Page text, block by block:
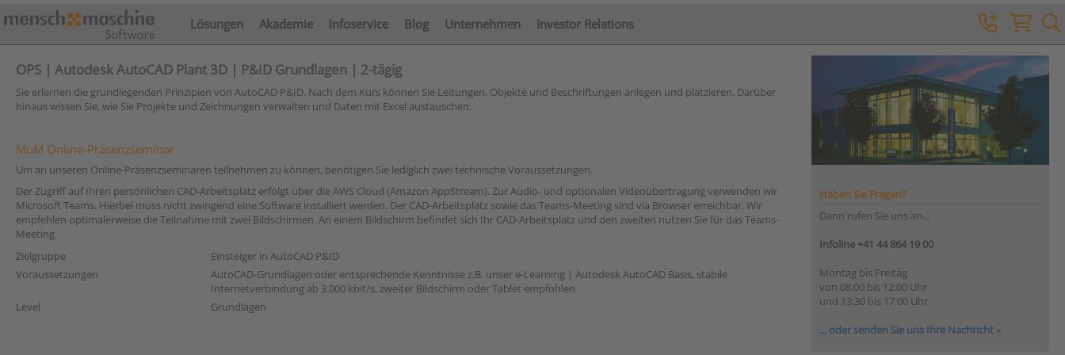
Lösungen Akademie Infoservice Blog Unternehmen Investor Relations
OPS | Autodesk AutoCAD Plant 3D | P&ID Grundlagen | 2-tägig
Sie erlernen die grundlegenden Prinzipien von AutoCAD P&ID. Nach dem Kurs können Sie Leitungen, Objekte und Beschriftungen anlegen und platzieren. Darüber
hinaus wissen Sie, wie Sie Projekte und Zeichnungen verwalten und Daten mit Excel austauschen.
MuM Online-Präsenzseminar
Um an unseren Online-Präsenzseminaren teilnehmen zu können, benötigen Sie lediglich zwei technische Voraussetzungen.
Der Zugriff auf Ihren persönlichen CAD-Arbeitsplatz erfolgt über die AWS Cloud (Amazon AppStream). Zur Audio- und optionalen Videoübertragung verwenden wir
Microsoft Teams. Hierbei muss nicht zwingend eine Software installiert werden. Der CAD-Arbeitsplatz sowie das Teams-Meeting sind via Browser erreichbar. Wir
empfehlen optimalerweise die Teilnahme mit zwei Bildschirmen. An einem Bildschirm befindet sich Ihr CAD-Arbeitsplatz und den zweiten nutzen Sie für das Teams-
Meeting.
Zielgruppe
Einsteiger in AutoCAD P&ID
Voraussetzungen
AutoCAD-Grundlagen oder entsprechende Kenntnisse z.B. unser e-Learning | Autodesk AutoCAD Basis, stabile
Internetverbindung ab 3.000 kbit/s, zweiter Bildschirm oder Tablet empfohlen
Level
Grundlagen
Haben Sie Fragen?
Dann rufen Sie uns an...
Infoline +41 44 864 19 00
Montag bis Freitag
von 08:00 bis 12:00 Uhr
und 13:30 bis 17:00 Uhr
... oder senden Sie uns Ihre Nachricht »